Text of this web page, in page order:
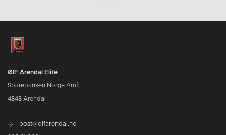
ØIF Arendal Elite
Sparebanken Norge Amfi
4848 Arendal
post@oifarendal.no